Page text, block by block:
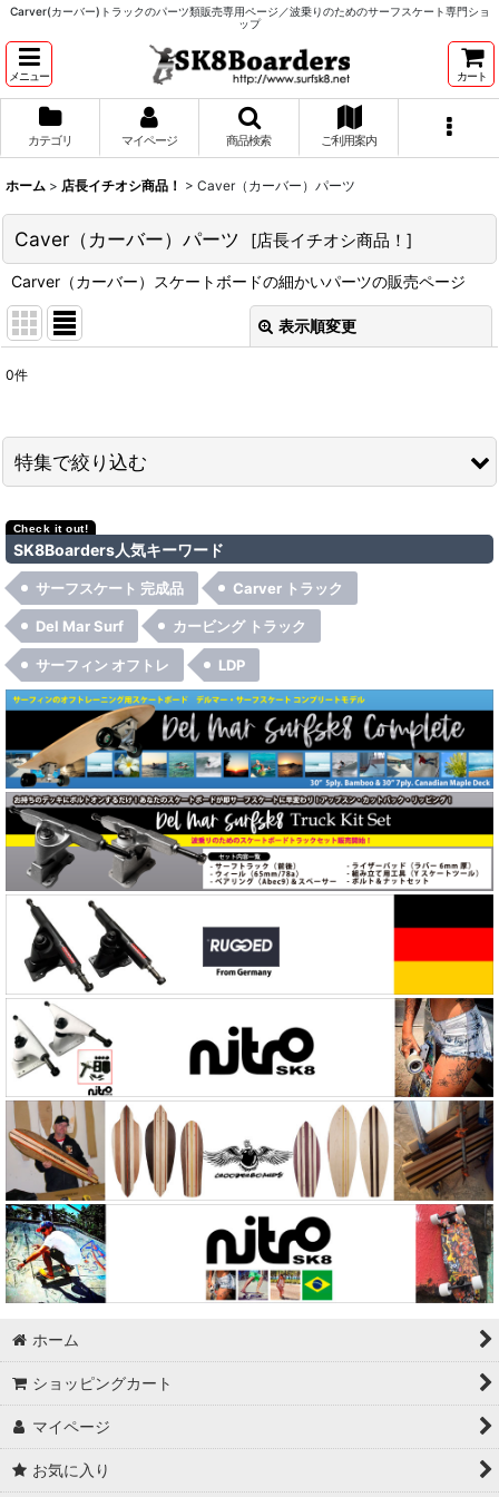
Carver(カーバー)トラックのパーツ類販売専用ページ／波乗りのためのサーフスケート専門ショ
ップ
メニュー カート
カテゴリ マイページ 商品検索 ご利用案内
ホーム > 店長イチオシ商品！ > Caver（カーバー）パーツ
Caver（カーバー）パーツ [店長イチオシ商品！ ]
Carver（カーバー）スケートボードの細かいパーツの販売ページ
表示順変更
並び順 :
0件
特集で絞り込む
Del Mar Surfsk8
NitroSK8
Rugged Truck
Original Skateboards
Carver（カーバー）
Carver（カーバー）コンプリート
Carver（カーバー）トラック
Caver（カーバー）パーツ
Randal（ランダル）
Seismic（セイスミック）
Independent（Indy）
Soularc Skate
Surfone
Grind King
Sector9
Abec11
Kryptonics
Swiss Bones
Powell
Vinaka
Exkate（エックスケート）
SK8Boarders人気キーワード
サーフスケート 完成品 Carver トラック
Del Mar Surf カービング トラック
サーフィン オフトレ LDP
ホーム
ショッピングカート
マイページ
お気に入り